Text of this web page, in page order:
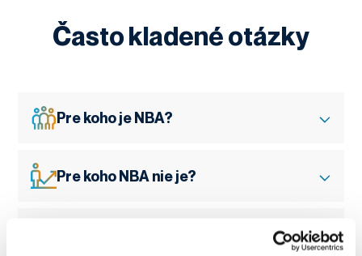
Často kladené otázky
Pre koho je NBA?
Pre koho NBA nie je?
S akým projektom sa môžem do